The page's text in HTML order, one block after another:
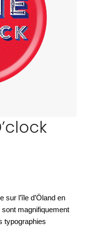
l’île d’Öland en
magnifiquement
typographies